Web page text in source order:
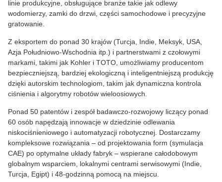
linie produkcyjne, obsługujące branże takie jak odlewy
wodomierzy, zamki do drzwi, części samochodowe i precyzyjne
gratowanie.
Z eksportem do ponad 30 krajów (Turcja, Indie, Meksyk, USA,
Azja Południowo-Wschodnia itp.) i partnerstwami z czołowymi
markami, takimi jak Kohler i TOTO, umożliwiamy producentom
bezpieczniejszą, bardziej ekologiczną i inteligentniejszą produkcję
dzięki autorskim technologiom, takim jak dynamiczna kontrola
ciśnienia i algorytmy robotów wieloosiowych.
Ponad 50 patentów i zespół badawczo-rozwojowy liczący ponad
60 osób napędzają innowacje w dziedzinie odlewania
niskociśnieniowego i automatyzacji robotycznej. Dostarczamy
kompleksowe rozwiązania – od projektowania form (symulacja
CAE) po optymalne układy fabryk – wspierane całodobowym
globalnym wsparciem, lokalnymi centrami serwisowymi (Indie,
Turcja, Egipt) i 48-godzinną pomocą na miejscu.